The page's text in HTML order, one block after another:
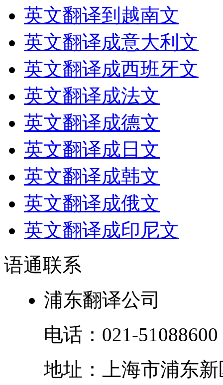
英文翻译到越南文
英文翻译成意大利文
英文翻译成西班牙文
英文翻译成法文
英文翻译成德文
英文翻译成日文
英文翻译成韩文
英文翻译成俄文
英文翻译成印尼文
语通联系
浦东翻译公司
电话： 021-51088600
地址：
上海市浦东新